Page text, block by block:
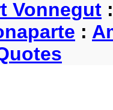
Vonnegut
: